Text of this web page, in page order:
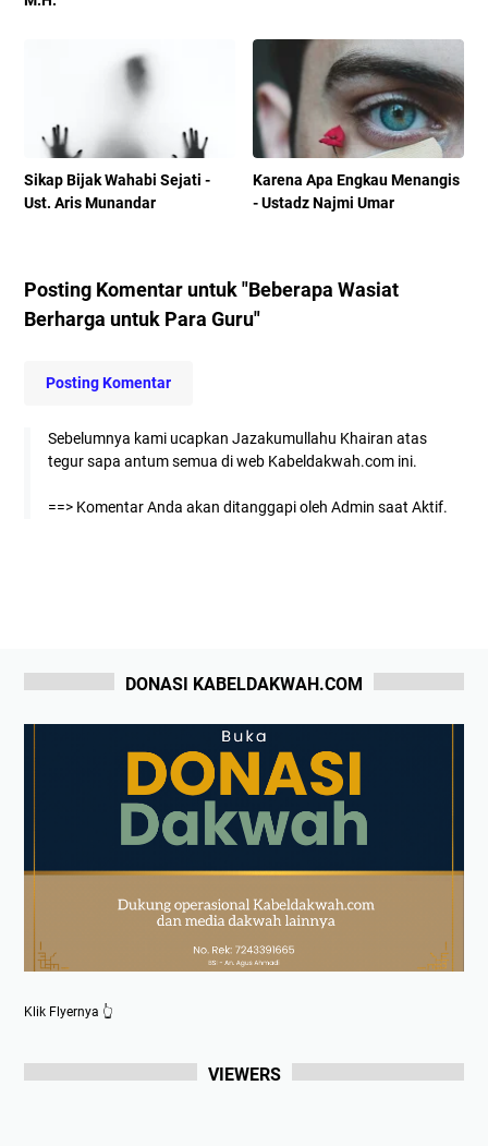
Sikap Bijak Wahabi Sejati -
Ust. Aris Munandar
Karena Apa Engkau Menangis
- Ustadz Najmi Umar
Posting Komentar untuk "Beberapa Wasiat
Berharga untuk Para Guru"
Posting Komentar
Sebelumnya kami ucapkan Jazakumullahu Khairan atas
tegur sapa antum semua di web Kabeldakwah.com ini.
==> Komentar Anda akan ditanggapi oleh Admin saat Aktif.
DONASI KABELDAKWAH.COM
Klik Flyernya 👆
VIEWERS